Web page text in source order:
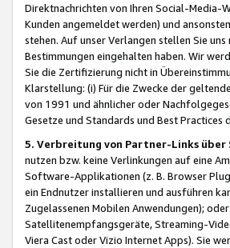
Direktnachrichten von Ihren Social-Media-
Kunden angemeldet werden) und
stehen. Auf unser Verlangen stellen Sie
Bestimmungen eingehalten haben. Wir
Sie die Zertifizierung nicht in
Klarstellung: (i) Für die Zwecke der
von 1991 und ähnlicher oder
Gesetze und Standards und Best
5. Verbreitung von Partner-Links
nutzen bzw. keine Verlinkungen auf eine
Software-Applikationen (z. B. Browser
ein Endnutzer installieren und ausführen
Zugelassenen Mobilen Anwendungen);
Satellitenempfangsgeräte, Streaming-
Viera Cast oder Vizio Internet Apps). Sie